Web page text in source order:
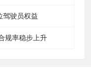
驾驶员权益
规率稳步上升